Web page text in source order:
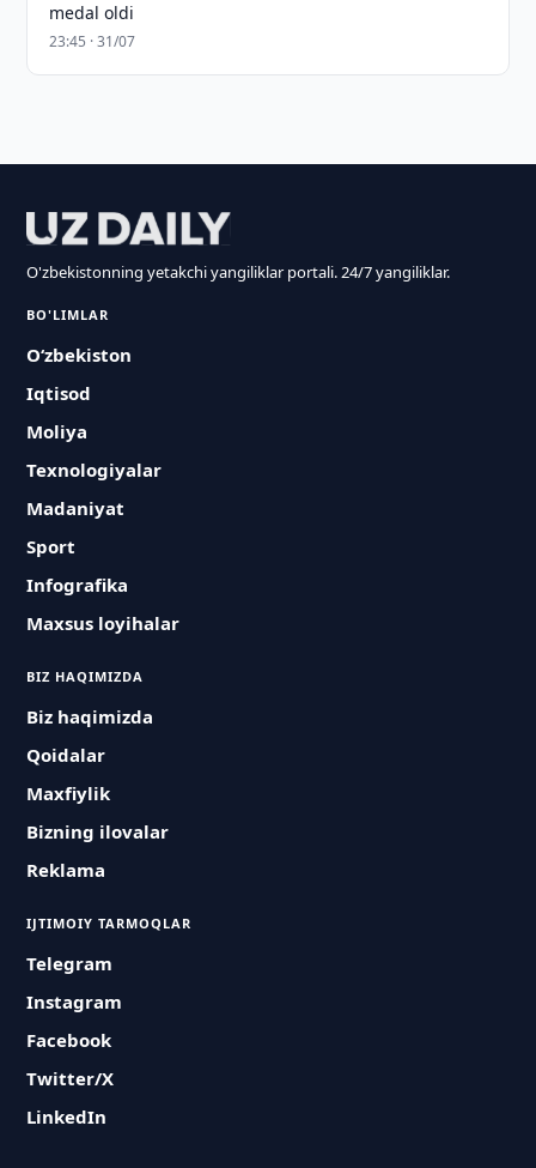
medal oldi
23:45 · 31/07
O'zbekistonning yetakchi yangiliklar portali. 24/7 yangiliklar.
BO'LIMLAR
O‘zbekiston
Iqtisod
Moliya
Texnologiyalar
Madaniyat
Sport
Infografika
Maxsus loyihalar
BIZ HAQIMIZDA
Biz haqimizda
Qoidalar
Maxfiylik
Bizning ilovalar
Reklama
IJTIMOIY TARMOQLAR
Telegram
Instagram
Facebook
Twitter/X
LinkedIn